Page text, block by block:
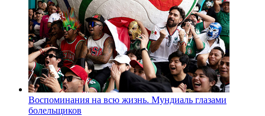
Воспоминания на всю жизнь. Мундиаль глазами
болельщиков